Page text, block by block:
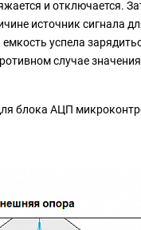
и отключается.
источник
успела
случае
блока АЦП